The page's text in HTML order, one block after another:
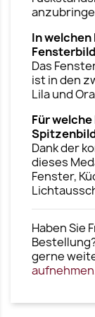
In
Das
ist in den
Lila und
Für
Dank der
dieses
Fenster,
Haben Sie
gerne